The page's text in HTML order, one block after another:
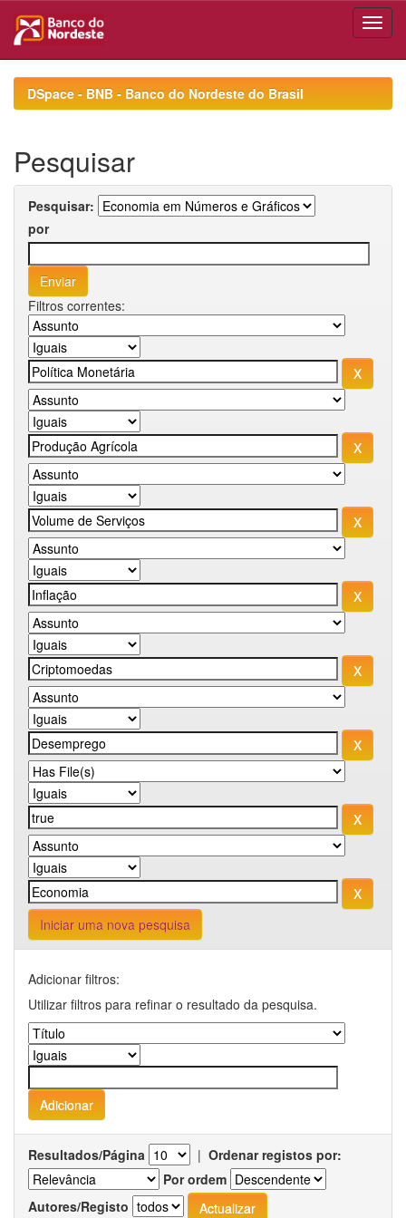
navigationDSpace - BNB - Banco do Nordeste do Brasil
Pesquisar
Pesquisar:
por
Filtros correntes:
Iniciar uma nova pesquisa
Adicionar filtros:
Utilizar filtros para refinar o resultado da pesquisa.
Resultados/Página | Ordenar registos por:
Por ordem
Autores/Registo